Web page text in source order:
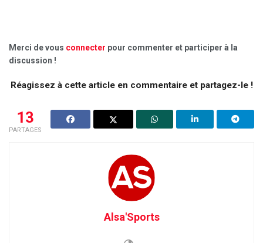
Merci de vous connecter pour commenter et participer à la
discussion !
Réagissez à cette article en commentaire et partagez-le !
13
PARTAGES
Alsa'Sports